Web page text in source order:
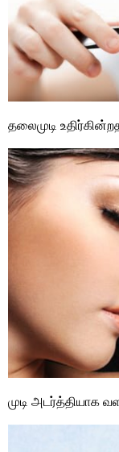
தலைமுடி
முடி அடர்த்தியாக